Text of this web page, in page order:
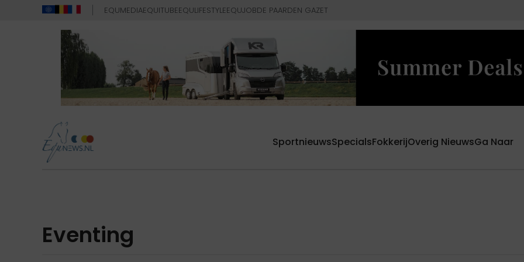
EQUMEDIAEQUITUBEEQULIFESTYLEEQUJOBDE PAARDEN GAZET
SportnieuwsSpecialsFokkerijOverig NieuwsGa Naar
Eventing